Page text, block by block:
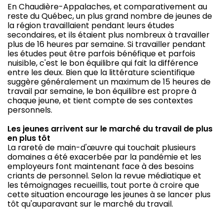
En Chaudière-Appalaches, et comparativement au
reste du Québec, un plus grand nombre de jeunes de
la région travaillaient pendant leurs études
secondaires, et ils étaient plus nombreux à travailler
plus de 16 heures par semaine. Si travailler pendant
les études peut être parfois bénéfique et parfois
nuisible, c'est le bon équilibre qui fait la différence
entre les deux. Bien que la littérature scientifique
suggère généralement un maximum de 15 heures de
travail par semaine, le bon équilibre est propre à
chaque jeune, et tient compte de ses contextes
personnels.
Les jeunes arrivent sur le marché du travail de plus
en plus tôt
La rareté de main-d'œuvre qui touchait plusieurs
domaines a été exacerbée par la pandémie et les
employeurs font maintenant face à des besoins
criants de personnel. Selon la revue médiatique et
les témoignages recueillis, tout porte à croire que
cette situation encourage les jeunes à se lancer plus
tôt qu'auparavant sur le marché du travail.